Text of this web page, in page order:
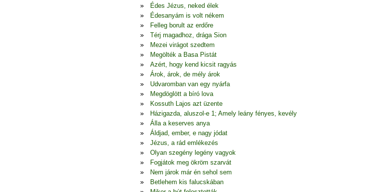
Édes Jézus, neked élek
Édesanyám is volt nékem
Felleg borult az erdőre
Térj magadhoz, drága Sion
Mezei virágot szedtem
Megölték a Basa Pistát
Azért, hogy kend kicsit ragyás
Árok, árok, de mély árok
Udvaromban van egy nyárfa
Megdöglött a bíró lova
Kossuth Lajos azt üzente
Házigazda, aluszol-e 1; Amely leány fényes, kevély
Álla a keserves anya
Áldjad, ember, e nagy jódat
Jézus, a rád emlékezés
Olyan szegény legény vagyok
Fogjátok meg ökröm szarvát
Nem járok már én sehol sem
Betlehem kis falucskában